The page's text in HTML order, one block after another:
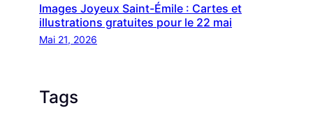
Images Joyeux Saint-Émile : Cartes et
illustrations gratuites pour le 22 mai
Mai 21, 2026
Tags